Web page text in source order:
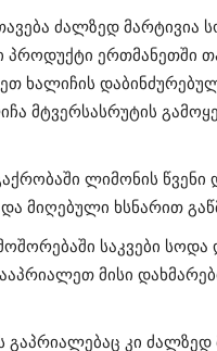
ძალზედ მარტივია
პროდუქტი ერთმანეთში
ხალიჩის
მტვერსასრუტის
ლიმონის
მიღებული ხსნარით
საკვები
მისი
გაპრიალებაც კი